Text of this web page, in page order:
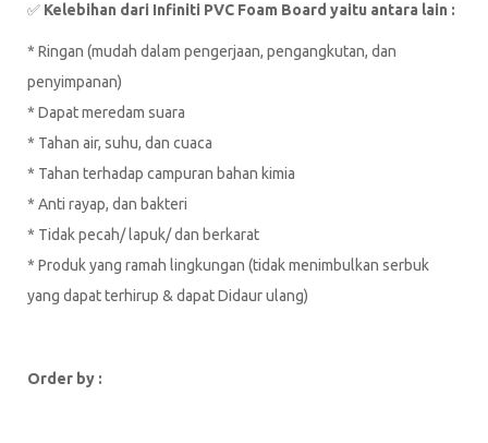
✅ Kelebihan dari Infiniti PVC Foam Board yaitu antara lain :
* Ringan (mudah dalam pengerjaan, pengangkutan, dan
penyimpanan)
* Dapat meredam suara
* Tahan air, suhu, dan cuaca
* Tahan terhadap campuran bahan kimia
* Anti rayap, dan bakteri
* Tidak pecah/ lapuk/ dan berkarat
* Produk yang ramah lingkungan (tidak menimbulkan serbuk
yang dapat terhirup & dapat Didaur ulang)
Order by :